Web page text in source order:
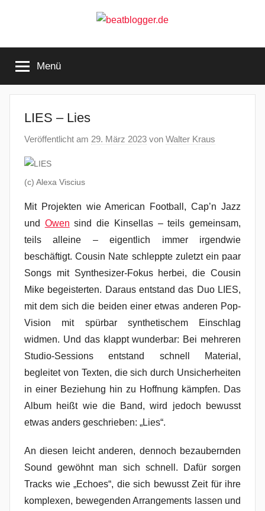
beatblogger.de
the
beat
goes
Menü
LIES – Lies
Veröffentlicht am 29. März 2023 von Walter Kraus
(c) Alexa Viscius
Mit Projekten wie American Football, Cap’n Jazz
und Owen sind die Kinsellas – teils gemeinsam,
teils alleine – eigentlich immer irgendwie
beschäftigt. Cousin Nate schleppte zuletzt ein paar
Songs mit Synthesizer-Fokus herbei, die Cousin
Mike begeisterten. Daraus entstand das Duo LIES,
mit dem sich die beiden einer etwas anderen Pop-
Vision mit spürbar synthetischem Einschlag
widmen. Und das klappt wunderbar: Bei mehreren
Studio-Sessions entstand schnell Material,
begleitet von Texten, die sich durch Unsicherheiten
in einer Beziehung hin zu Hoffnung kämpfen. Das
Album heißt wie die Band, wird jedoch bewusst
etwas anders geschrieben: „Lies“.
An diesen leicht anderen, dennoch bezaubernden
Sound gewöhnt man sich schnell. Dafür sorgen
Tracks wie „Echoes“, die sich bewusst Zeit für ihre
komplexen, bewegenden Arrangements lassen und